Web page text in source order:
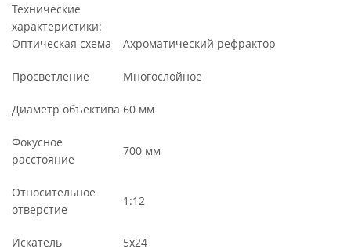
Технические
характеристики:
Оптическая схема
Ахроматический рефрактор
Просветление Многослойное
Диаметр объектива 60 мм
Фокусное
расстояние
700 мм
Относительное
отверстие
1:12
Искатель 5x24